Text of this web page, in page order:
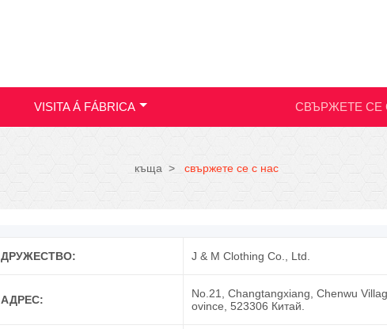
VISITA Á FÁBRICA СВЪРЖЕТЕ СЕ
къща > свържете се с нас
ДРУЖЕСТВО: J & M Clothing Co., Ltd.
АДРЕС:
No.21, Changtangxiang, Chenwu
ovince, 523306 Китай.